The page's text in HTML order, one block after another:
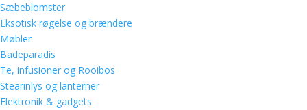
Sæbeblomster
Eksotisk røgelse og brændere
Møbler
Badeparadis
Te, infusioner og Rooibos
Stearinlys og lanterner
Elektronik & gadgets